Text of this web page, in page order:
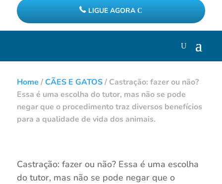
LIGUE AGORA
Home /CÃES E GATOS/ Castração: fazer ou não?
Essa é uma escolha do tutor, mas não se pode
negar que o procedimento traz diversos benefícios
para a qualidade de vida dos animais.
Castração: fazer ou não? Essa é uma escolha
do tutor, mas não se pode negar que o